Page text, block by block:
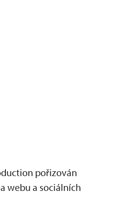
pořizován
webu a sociálních